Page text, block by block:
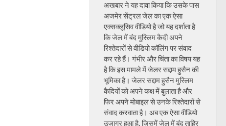
अखबार ने यह दावा किया कि उसके पास
अजमेर सेंट्रल जेल का एक ऐसा
एक्सक्लूसिव वीडियो है जो यह दर्शाता है
कि जेल में बंद मुस्लिम कैदी अपने
रिश्तेदारों से वीडियो कॉलिंग पर संवाद
कर रहे हैं। गंभीर और चिंता का विषय यह
है कि इस मामले में जेलर सद्दाम हुसैन की
भूमिका है। जेलर सद्दाम हुसैन मुस्लिम
कैदियों को अपने कक्ष में बुलाता है और
फिर अपने मोबाइल से उनके रिश्तेदारों से
संवाद करवाता है। अब एक ऐसा वीडियो
उजागर हुआ है, जिसमें जेल में बंद ताहिर